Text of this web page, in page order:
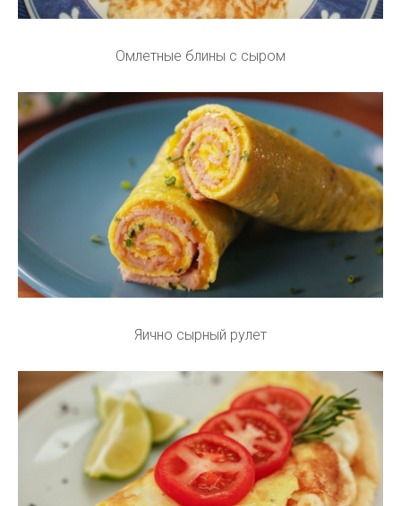
Омлетные блины с сыром
Яично сырный рулет